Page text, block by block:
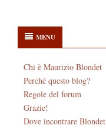
MENU
Chi è Maurizio Blondet
Perché questo blog?
Regole del forum
Grazie!
Dove incontrare Blondet